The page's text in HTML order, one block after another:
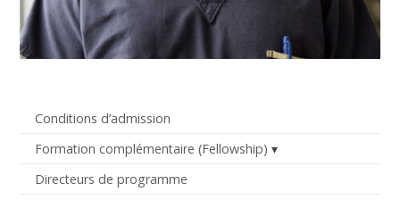
Conditions d’admission
Formation complémentaire (Fellowship)
Directeurs de programme